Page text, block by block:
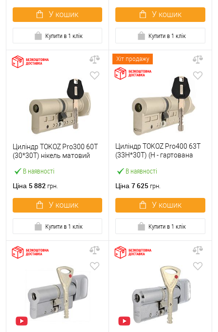
У кошик
Купити в 1 клік
У кошик
Купити в 1 клік
В наявності
Циліндр TOKOZ Pro300 60T
(30*30T) нікель матовий
Ціна 5 882 грн.
У кошик
Купити в 1 клік
Хіт продажу
В наявності
Циліндр TOKOZ Pro400 63T
(33H*30T) (H - гартована
Ціна 7 625 грн.
У кошик
Купити в 1 клік